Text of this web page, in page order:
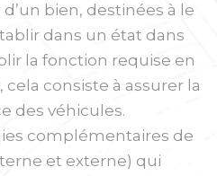
bien, destinées à le
dans un état dans
la fonction requise en
consiste à assurer la
des véhicules.
complémentaires de
et externe) qui